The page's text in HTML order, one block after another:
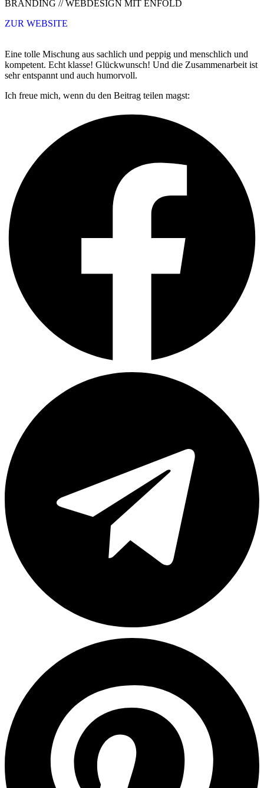
BRANDING // WEBDESIGN MIT ENFOLD
ZUR WEBSITE
Eine tolle Mischung aus sachlich und peppig und menschlich und
kompetent. Echt klasse! Glückwunsch! Und die Zusammenarbeit ist
sehr entspannt und auch humorvoll.
Ich freue mich, wenn du den Beitrag teilen magst: